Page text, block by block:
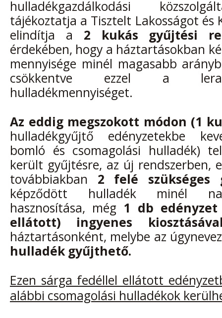
hulladékgazdálkodási
tájékoztatja a Tisztelt Lakosságot és
elindítja a 2 kukás gyűjtési
érdekében, hogy a háztartásokban
mennyisége minél magasabb
csökkentve ezzel a
hulladékmennyiséget.
Az eddig megszokott módon (1
hulladékgyűjtő edényzetekbe
bomló és csomagolási hulladék)
került gyűjtésre, az új rendszerben,
továbbiakban 2 felé
képződött hulladék minél
hasznosítása, még 1 db
ellátott) ingyenes
háztartásonként, melybe az
hulladék gyűjthető.
Ezen sárga fedéllel ellátott
alábbi csomagolási hulladékok